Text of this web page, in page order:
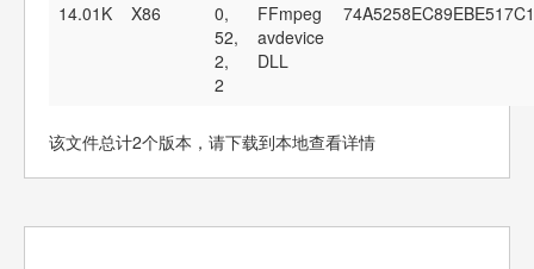
14.01K
X86
0,
52,
2,
2
FFmpeg
avdevice
DLL
该文件总计2个版本，请下载到本地查看详情